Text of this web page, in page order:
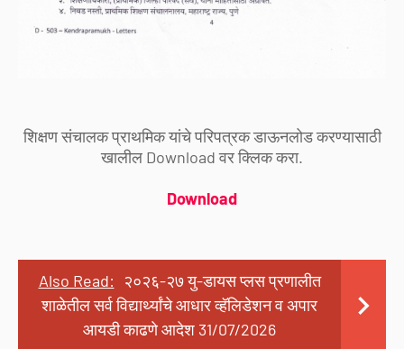
शिक्षण संचालक प्राथमिक यांचे परिपत्रक डाऊनलोड करण्यासाठी
खालील Download वर क्लिक करा.
Download
Also Read: २०२६-२७ यु-डायस प्लस प्रणालीत
शाळेतील सर्व विद्यार्थ्यांचे आधार व्हॅलिडेशन व अपार
आयडी काढणे आदेश 31/07/2026